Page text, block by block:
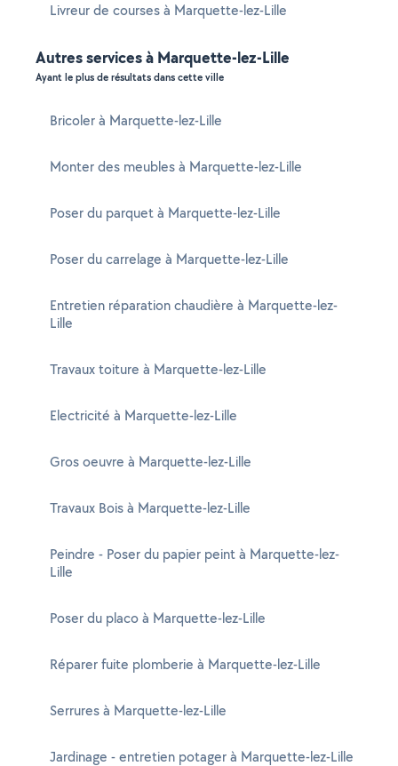
Livreur de courses à Marquette-lez-Lille
Autres services à Marquette-lez-Lille
Ayant le plus de résultats dans cette ville
Bricoler à Marquette-lez-Lille
Monter des meubles à Marquette-lez-Lille
Poser du parquet à Marquette-lez-Lille
Poser du carrelage à Marquette-lez-Lille
Entretien réparation chaudière à Marquette-lez-
Lille
Travaux toiture à Marquette-lez-Lille
Electricité à Marquette-lez-Lille
Gros oeuvre à Marquette-lez-Lille
Travaux Bois à Marquette-lez-Lille
Peindre - Poser du papier peint à Marquette-lez-
Lille
Poser du placo à Marquette-lez-Lille
Réparer fuite plomberie à Marquette-lez-Lille
Serrures à Marquette-lez-Lille
Jardinage - entretien potager à Marquette-lez-Lille